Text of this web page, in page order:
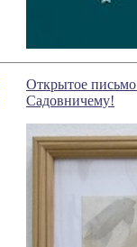
Открытое
Садовничему!